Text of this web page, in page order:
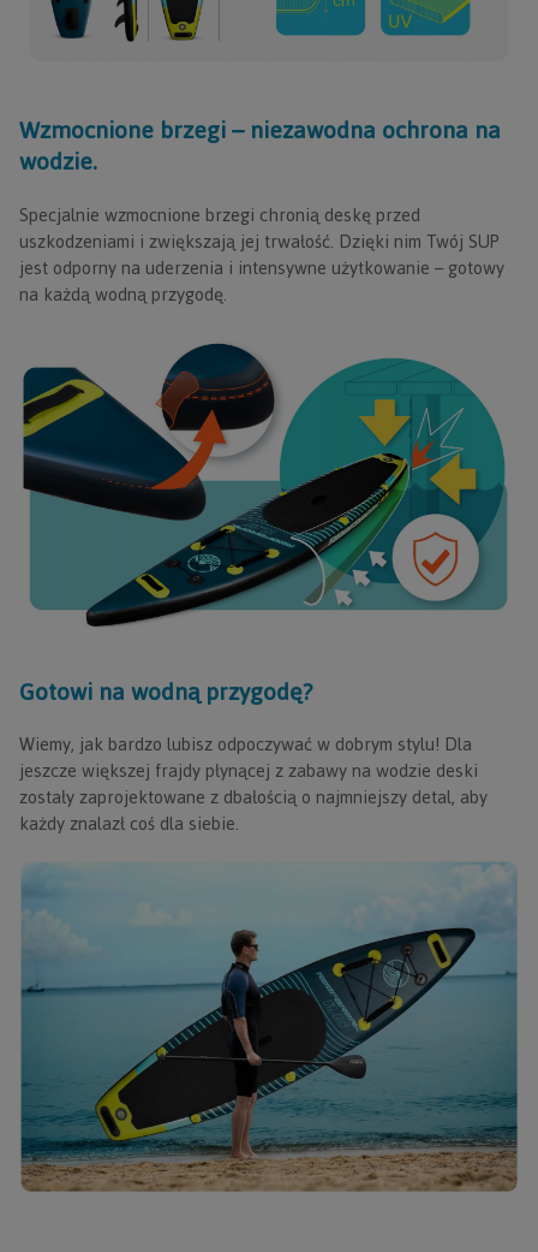
Wzmocnione brzegi – niezawodna ochrona na
wodzie.
Specjalnie wzmocnione brzegi chronią deskę przed
uszkodzeniami i zwiększają jej trwałość. Dzięki nim Twój SUP
jest odporny na uderzenia i intensywne użytkowanie – gotowy
na każdą wodną przygodę.
Gotowi na wodną przygodę?
Wiemy, jak bardzo lubisz odpoczywać w dobrym stylu! Dla
jeszcze większej frajdy płynącej z zabawy na wodzie deski
zostały zaprojektowane z dbałością o najmniejszy detal, aby
każdy znalazł coś dla siebie.